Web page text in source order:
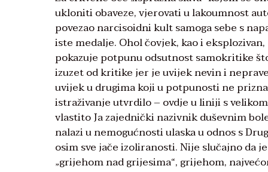
ukloniti obaveze, vjerovati u lakoumnost
povezao narcisoidni kult samoga sebe s
iste medalje. Ohol čovjek, kao i
pokazuje potpunu odsutnost samokritike
izuzet od kritike jer je uvijek nevin i
uvijek u drugima koji u potpunosti ne
istraživanje utvrdilo – ovdje u liniji s
vlastito Ja zajednički nazivnik duševnim
nalazi u nemogućnosti ulaska u odnos s
osim sve jače izoliranosti. Nije slučajno da
„grijehom nad grijesima“, grijehom,